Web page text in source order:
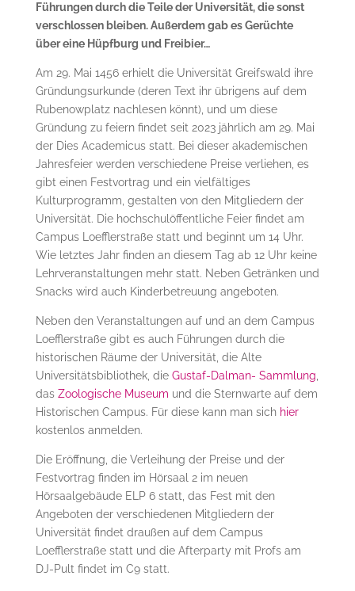
Führungen durch die Teile der Universität, die sonst
verschlossen bleiben. Außerdem gab es Gerüchte
über eine Hüpfburg und Freibier…
Am 29. Mai 1456 erhielt die Universität Greifswald ihre
Gründungsurkunde (deren Text ihr übrigens auf dem
Rubenowplatz nachlesen könnt), und um diese
Gründung zu feiern findet seit 2023 jährlich am 29. Mai
der Dies Academicus statt. Bei dieser akademischen
Jahresfeier werden verschiedene Preise verliehen, es
gibt einen Festvortrag und ein vielfältiges
Kulturprogramm, gestalten von den Mitgliedern der
Universität. Die hochschulöffentliche Feier findet am
Campus Loefflerstraße statt und beginnt um 14 Uhr.
Wie letztes Jahr finden an diesem Tag ab 12 Uhr keine
Lehrveranstaltungen mehr statt. Neben Getränken und
Snacks wird auch Kinderbetreuung angeboten.
Neben den Veranstaltungen auf und an dem Campus
Loefflerstraße gibt es auch Führungen durch die
historischen Räume der Universität, die Alte
Universitätsbibliothek, die Gustaf-Dalman- Sammlung
das Zoologische Museum und die Sternwarte auf dem
Historischen Campus. Für diese kann man sich hier
kostenlos anmelden.
Die Eröffnung, die Verleihung der Preise und der
Festvortrag finden im Hörsaal 2 im neuen
Hörsaalgebäude ELP 6 statt, das Fest mit den
Angeboten der verschiedenen Mitgliedern der
Universität findet draußen auf dem Campus
Loefflerstraße statt und die Afterparty mit Profs am
DJ-Pult findet im C9 statt.